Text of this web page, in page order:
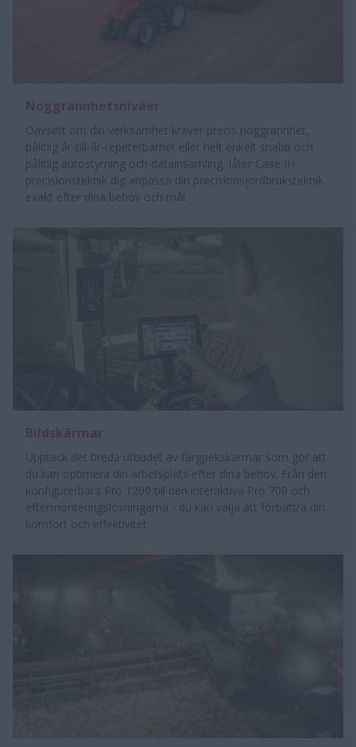
Oavsett om din verksamhet kräver precis noggrannhet,
pålitlig år-till-år-repeterbarhet eller helt enkelt snabb och
pålitlig autostyrning och datainsamling, låter Case IH
precisionsteknik dig anpassa din precisionsjordbruksteknik
exakt efter dina behov och mål.
Upptäck det breda utbudet av färgpekskärmar som gör att
du kan optimera din arbetsplats efter dina behov. Från den
konfigurerbara Pro 1200 till den interaktiva Pro 700 och
eftermonteringslösningarna - du kan välja att förbättra din
komfort och effektivitet.